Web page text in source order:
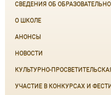
СВЕДЕНИЯ ОБ
О ШКОЛЕ
АНОНСЫ
НОВОСТИ
КУЛЬТУРНО-
УЧАСТИЕ В КОНКУРСАХ И